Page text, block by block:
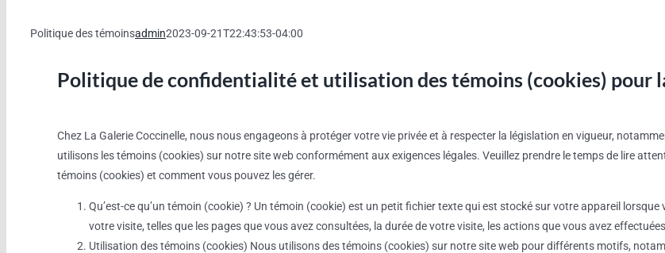
Politique des témoinsadmin2023-09-21T22:43:53-04:00
Politique de confidentialité et utilisation des témoins (cookies) pour
Chez La Galerie Coccinelle, nous nous engageons à protéger votre vie privée et à respecter la législation en vigueur,
utilisons les témoins (cookies) sur notre site web conformément aux exigences légales. Veuillez prendre le temps de lire
témoins (cookies) et comment vous pouvez les gérer.
Qu’est-ce qu’un témoin (cookie) ? Un témoin (cookie) est un petit fichier texte qui est stocké sur votre appareil
votre visite, telles que les pages que vous avez consultées, la durée de votre visite, les actions que vous avez
Utilisation des témoins (cookies) Nous utilisons des témoins (cookies) sur notre site web pour différents motifs,